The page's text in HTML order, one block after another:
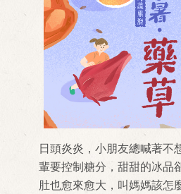
日頭炎炎，小朋友總喊著不
輩要控制糖分，甜甜的冰品
肚也愈來愈大，叫媽媽該怎